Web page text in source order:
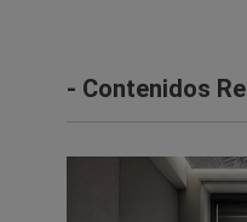
- Contenidos